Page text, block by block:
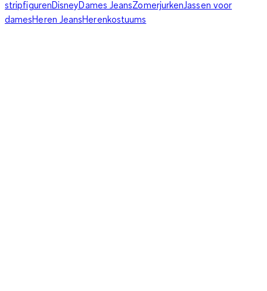
stripfigurenDisneyDames JeansZomerjurkenJassen voor
damesHeren JeansHerenkostuums